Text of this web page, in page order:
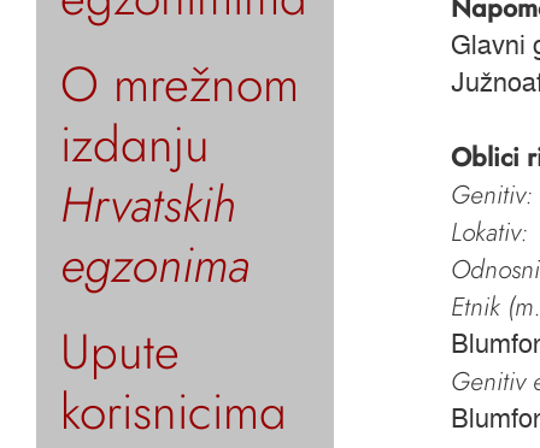
O mrežnom
izdanju
Hrvatskih
egzonima
Upute
korisnicima
Glavni
Oblici
Genitiv:
Lokativ:
Etnik
Genitiv